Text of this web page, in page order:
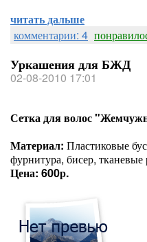
читать дальше
комментарии: 4
Уркашения для БЖД
02-08-2010 17:01
Сетка для волос
Материал: Пластиковые
фурнитура, бисер, тканевые
Цена: 600р.